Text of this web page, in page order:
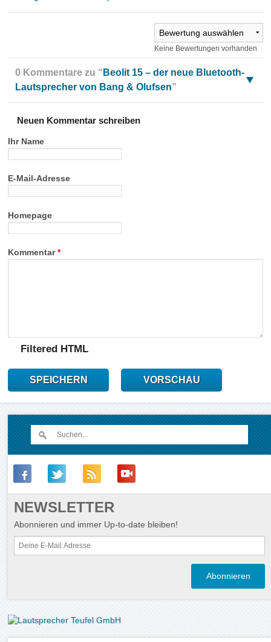
Keine Bewertungen vorhanden
0 Kommentare zu “ Beolit 15 – der neue Bluetooth-
Lautsprecher von Bang & Olufsen”
Neuen Kommentar schreiben
Ihr Name
E-Mail-Adresse
Homepage
Kommentar*
Filtered HTML
SPEICHERN VORSCHAU
NEWSLETTER
Abonnieren und immer Up-to-date bleiben!